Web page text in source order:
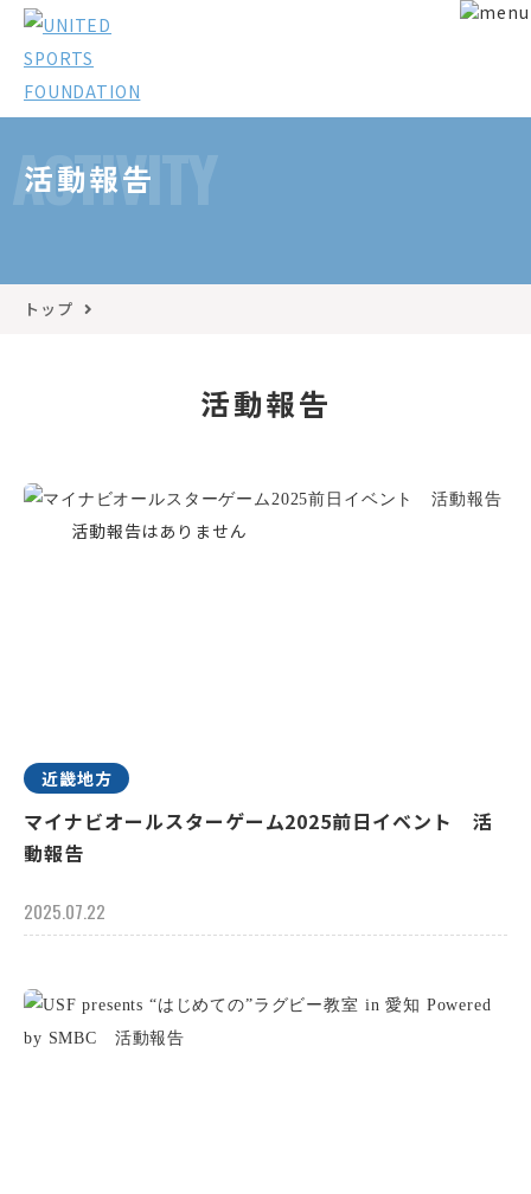
ACTIVITY
活動報告
トップ
活動報告
近畿地方
マイナビオールスターゲーム2025前日イベント 活
動報告
2025.07.22